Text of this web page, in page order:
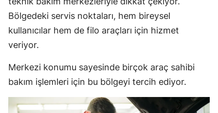
Bölgedeki servis noktaları, hem bireysel
kullanıcılar hem de filo araçları için hizmet
veriyor.
Merkezi konumu sayesinde birçok araç sahibi
bakım işlemleri için bu bölgeyi tercih ediyor.